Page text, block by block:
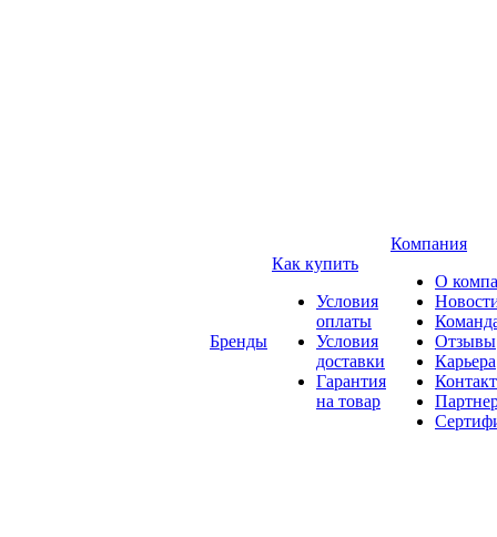
Бренды
Как купить
Условия
оплаты
Условия
доставки
Гарантия
на товар
Компания
О
Отзывы
Карьера